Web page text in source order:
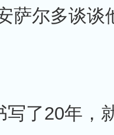
萨尔多谈谈
写了20年，